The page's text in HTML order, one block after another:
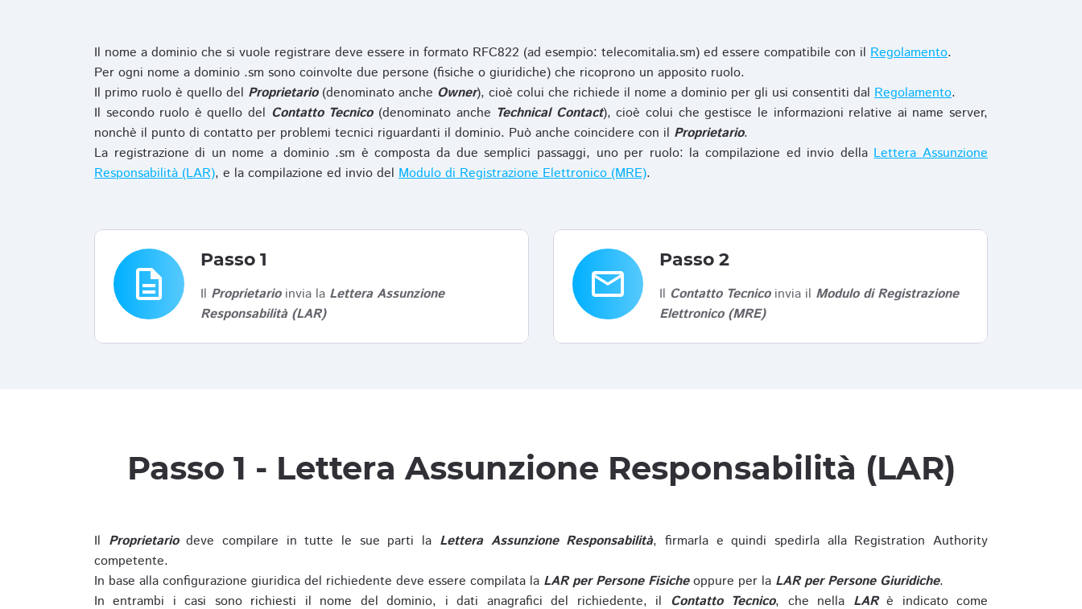
Il nome a dominio che si vuole registrare deve essere in formato RFC822 (ad esempio: telecomitalia.sm) ed essere compatibile con il Regolamento.
Per ogni nome a dominio .sm sono coinvolte due persone (fisiche o giuridiche) che ricoprono un apposito ruolo.
Il primo ruolo è quello del Proprietario(denominato anche Owner), cioè colui che richiede il nome a dominio per gli usi consentiti dal Regolamento.
Il secondo ruolo è quello del Contatto Tecnico(denominato anche Technical Contact), cioè colui che gestisce le informazioni relative ai name server,
nonchè il punto di contatto per problemi tecnici riguardanti il dominio. Può anche coincidere con il Proprietario.
La registrazione di un nome a dominio .sm è composta da due semplici passaggi, uno per ruolo: la compilazione ed invio dellaLettera Assunzione
Responsabilità (LAR), e la compilazione ed invio del Modulo di Registrazione Elettronico (MRE).
description
Passo 1
Il Proprietarioinvia la Lettera Assunzione
Responsabilità (LAR)
email
Passo 2
Il Contatto Tecnicoinvia il Modulo di Registrazione
Elettronico (MRE)
Passo 1 - Lettera Assunzione Responsabilità (LAR)
Il Proprietariodeve compilare in tutte le sue parti la Lettera Assunzione Responsabilità, firmarla e quindi spedirla alla Registration Authority
competente.
In base alla configurazione giuridica del richiedente deve essere compilata la LAR per Persone Fisicheoppure per la LAR per Persone Giuridiche.
In entrambi i casi sono richiesti il nome del dominio, i dati anagrafici del richiedente, il Contatto Tecnico, che nella LARè indicato come